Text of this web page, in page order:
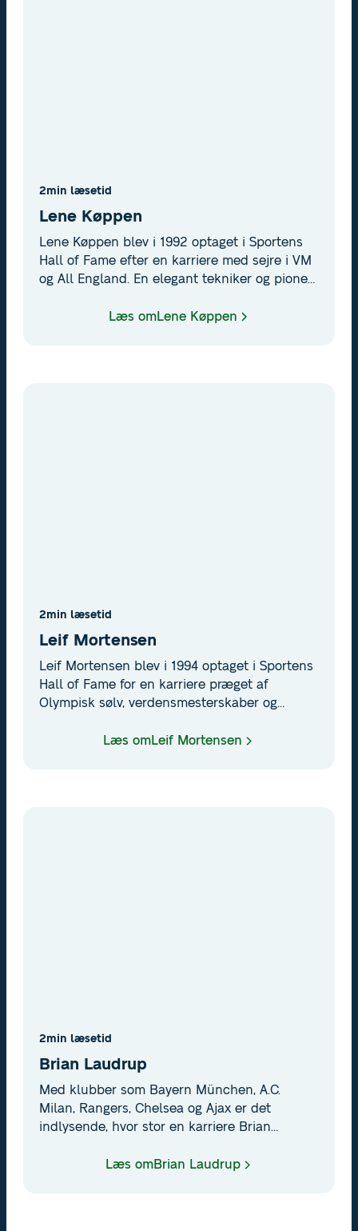
2min læsetid
Lene Køppen
Lene Køppen blev i 1992 optaget i Sportens
Hall of Fame efter en karriere med sejre i VM
og All England. En elegant tekniker og pioner
Læs omLene Køppen
2min læsetid
Leif Mortensen
Leif Mortensen blev i 1994 optaget i Sportens
Hall of Fame for en karriere præget af
Olympisk sølv, verdensmesterskaber og
Læs omLeif Mortensen
2min læsetid
Brian Laudrup
Med klubber som Bayern München, A.C.
Milan, Rangers, Chelsea og Ajax er det
indlysende, hvor stor en karriere Brian
gange årets spiller i Danmark taler sit eget
Læs omBrian Laudrup